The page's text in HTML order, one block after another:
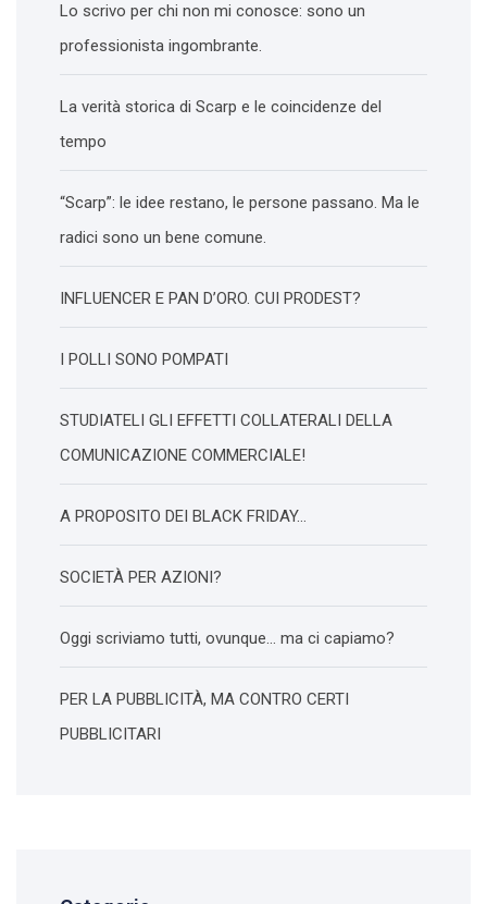
Lo scrivo per chi non mi conosce: sono un
professionista ingombrante.
La verità storica di Scarp e le coincidenze del
tempo
“Scarp”: le idee restano, le persone passano. Ma le
radici sono un bene comune.
INFLUENCER E PAN D’ORO. CUI PRODEST?
I POLLI SONO POMPATI
STUDIATELI GLI EFFETTI COLLATERALI DELLA
COMUNICAZIONE COMMERCIALE!
A PROPOSITO DEI BLACK FRIDAY…
SOCIETÀ PER AZIONI?
Oggi scriviamo tutti, ovunque… ma ci capiamo?
PER LA PUBBLICITÀ, MA CONTRO CERTI
PUBBLICITARI